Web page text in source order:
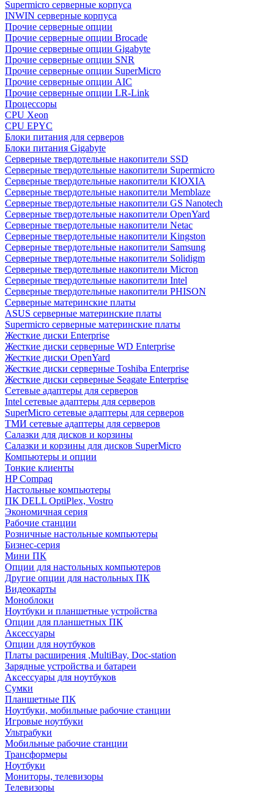
Supermicro серверные корпуса
INWIN серверные корпуса
Прочие серверные опции
Прочие серверные опции Brocade
Прочие серверные опции Gigabyte
Прочие серверные опции SNR
Прочие серверные опции SuperMicro
Прочие серверные опции AIC
Прочие серверные опции LR-Link
Процессоры
CPU Xeon
CPU EPYC
Блоки питания для серверов
Блоки питания Gigabyte
Серверные твердотельные накопители SSD
Cерверные твердотельные накопители Supermicro
Cерверные твердотельные накопители KIOXIA
Cерверные твердотельные накопители Memblaze
Cерверные твердотельные накопители GS Nanotech
Серверные твердотельные накопители OpenYard
Серверные твердотельные накопители Netac
Cерверные твердотельные накопители Kingston
Cерверные твердотельные накопители Samsung
Cерверные твердотельные накопители Solidigm
Cерверные твердотельные накопители Micron
Cерверные твердотельные накопители Intel
Cерверные твердотельные накопители PHISON
Серверные материнские платы
ASUS серверные материнские платы
Supermicro серверные материнские платы
Жесткие диски Enterprise
Жесткие диски серверные WD Enterprise
Жесткие диски OpenYard
Жесткие диски серверные Toshiba Enterprise
Жесткие диски серверные Seagate Enterprise
Сетевые адаптеры для серверов
Intel сетевые адаптеры для серверов
SuperMicro сетевые адаптеры для серверов
ТМИ сетевые адаптеры для серверов
Салазки для дисков и корзины
Салазки и корзины для дисков SuperMicro
Компьютеры и опции
Тонкие клиенты
HP Compaq
Настольные компьютеры
ПК DELL OptiPlex, Vostro
Экономичная серия
Рабочие станции
Розничные настольные компьютеры
Бизнес-серия
Мини ПК
Опции для настольных компьютеров
Другие опции для настольных ПК
Видеокарты
Моноблоки
Ноутбуки и планшетные устройства
Опции для планшетных ПК
Аксессуары
Опции для ноутбуков
Платы расширения ,MultiBay, Doc-station
Зарядные устройства и батареи
Аксессуары для ноутбуков
Сумки
Планшетные ПК
Ноутбуки, мобильные рабочие станции
Игровые ноутбуки
Ультрабуки
Мобильные рабочие станции
Трансформеры
Ноутбуки
Мониторы, телевизоры
Телевизоры